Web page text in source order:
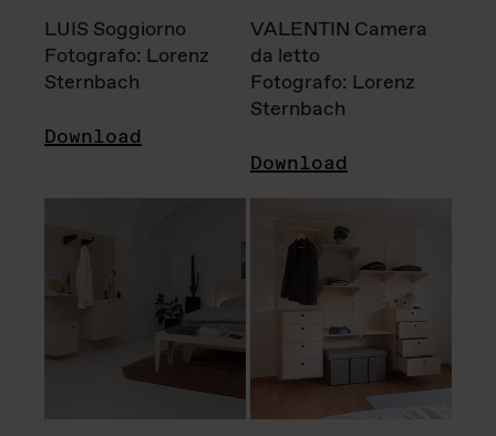
LUIS Soggiorno
Fotografo: Lorenz
Sternbach
Download
VALENTIN Camera
da letto
Fotografo: Lorenz
Sternbach
Download